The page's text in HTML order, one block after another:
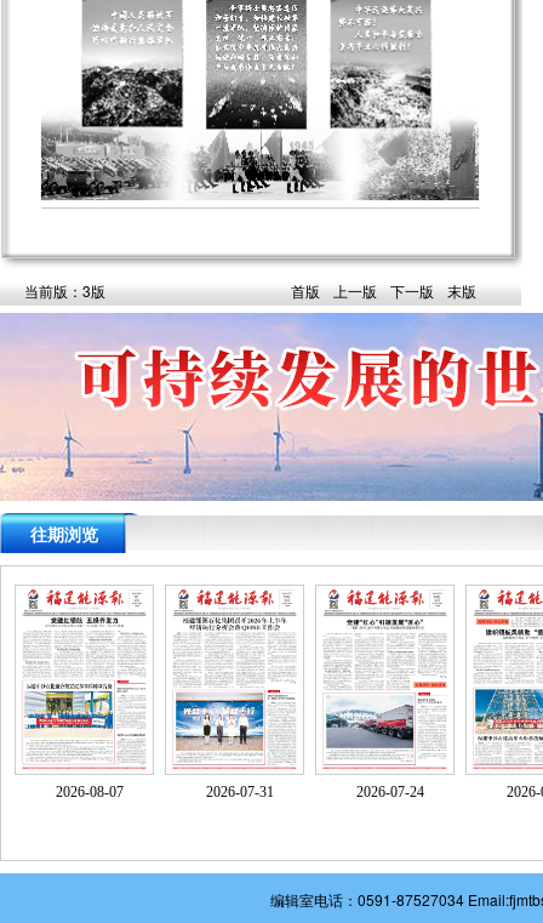
当前版：3版 首版 上一版 下一版 末版
往期浏览
2026-08-07 2026-07-31 2026-07-24
编辑室电话：0591-87527034